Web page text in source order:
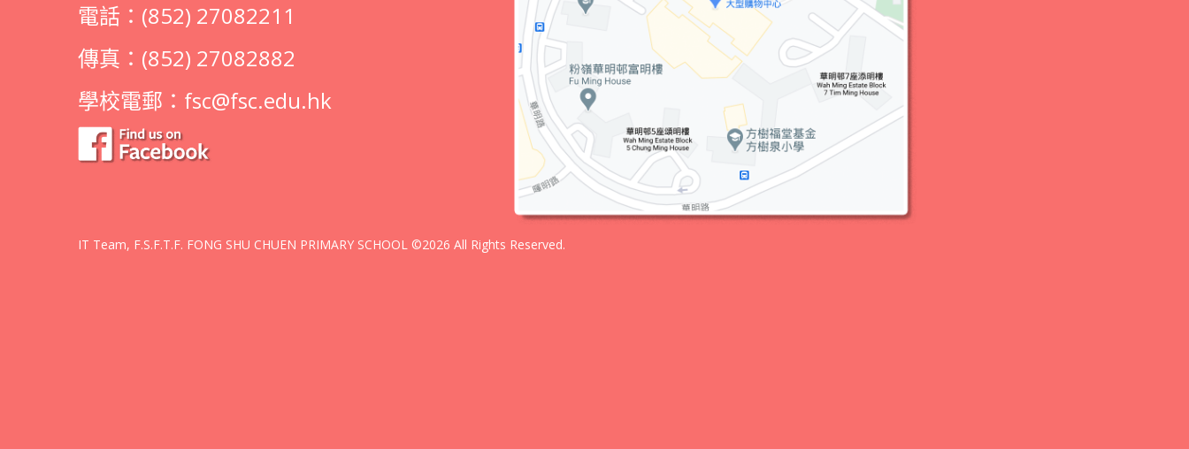
電話：(852) 27082211
傳真：(852) 27082882
學校電郵： fsc@fsc.edu.hk
IT Team, F.S.F.T.F. FONG SHU CHUEN PRIMARY SCHOOL ©2026 All Rights Reserved.